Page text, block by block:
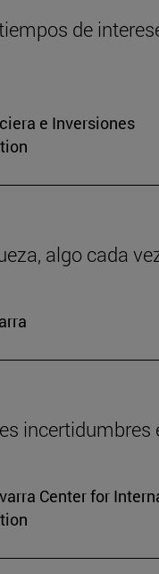
de
e Inversiones
algo cada
Center for